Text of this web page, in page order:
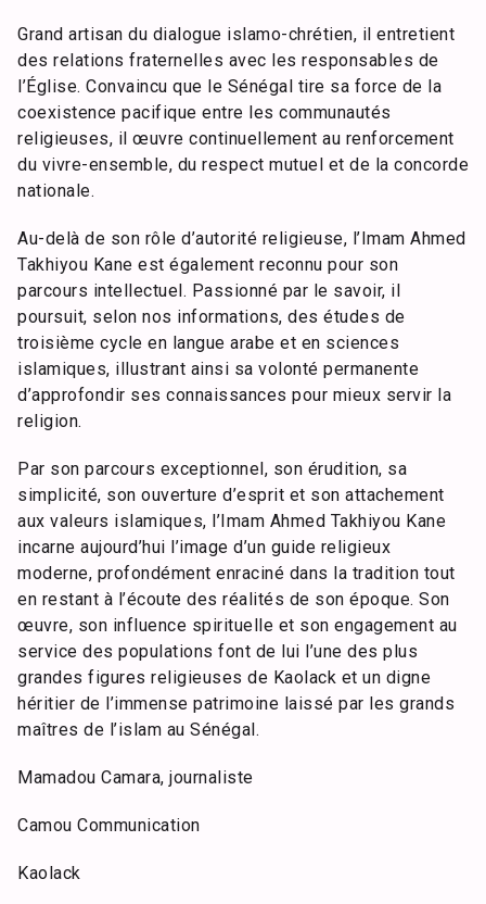
Grand artisan du dialogue islamo-chrétien, il entretient
des relations fraternelles avec les responsables de
l’Église. Convaincu que le Sénégal tire sa force de la
coexistence pacifique entre les communautés
religieuses, il œuvre continuellement au renforcement
du vivre-ensemble, du respect mutuel et de la concorde
nationale.
Au-delà de son rôle d’autorité religieuse, l’Imam Ahmed
Takhiyou Kane est également reconnu pour son
parcours intellectuel. Passionné par le savoir, il
poursuit, selon nos informations, des études de
troisième cycle en langue arabe et en sciences
islamiques, illustrant ainsi sa volonté permanente
d’approfondir ses connaissances pour mieux servir la
religion.
Par son parcours exceptionnel, son érudition, sa
simplicité, son ouverture d’esprit et son attachement
aux valeurs islamiques, l’Imam Ahmed Takhiyou Kane
incarne aujourd’hui l’image d’un guide religieux
moderne, profondément enraciné dans la tradition tout
en restant à l’écoute des réalités de son époque. Son
œuvre, son influence spirituelle et son engagement au
service des populations font de lui l’une des plus
grandes figures religieuses de Kaolack et un digne
héritier de l’immense patrimoine laissé par les grands
maîtres de l’islam au Sénégal.
Mamadou Camara, journaliste
Camou Communication
Kaolack